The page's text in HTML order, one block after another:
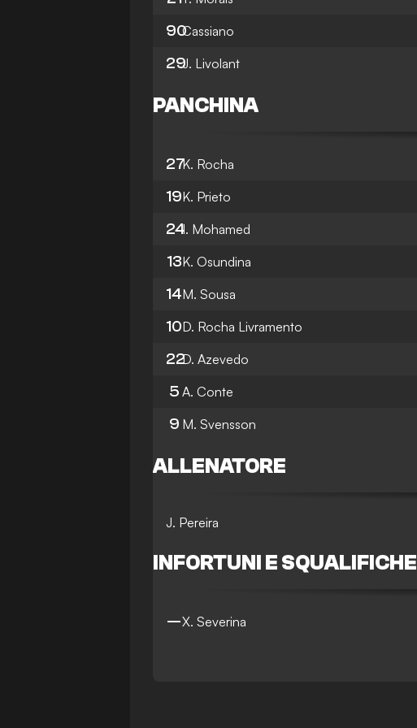
90Cassiano
29J. Livolant
PANCHINA
27K. Rocha
19K. Prieto
24I. Mohamed
13K. Osundina
14M. Sousa
10D. Rocha Livramento
22D. Azevedo
5 A. Conte
9 M. Svensson
ALLENATORE
J. Pereira
INFORTUNI E SQUALIFICHE
—X. Severina